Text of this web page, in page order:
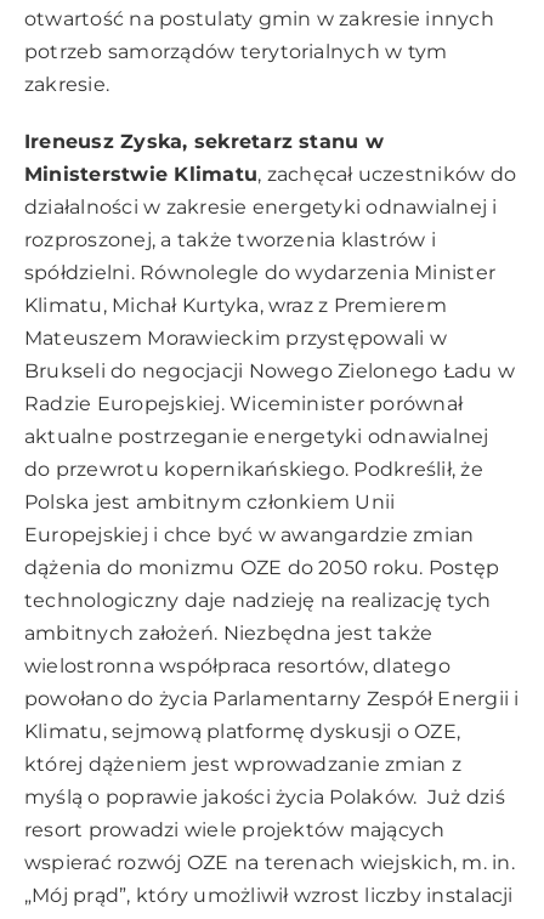
otwartość na postulaty gmin w zakresie innych
potrzeb samorządów terytorialnych w tym
zakresie.
Ireneusz Zyska, sekretarz stanu w
Ministerstwie Klimatu, zachęcał uczestników do
działalności w zakresie energetyki odnawialnej i
rozproszonej, a także tworzenia klastrów i
spółdzielni. Równolegle do wydarzenia Minister
Klimatu, Michał Kurtyka, wraz z Premierem
Mateuszem Morawieckim przystępowali w
Brukseli do negocjacji Nowego Zielonego Ładu w
Radzie Europejskiej. Wiceminister porównał
aktualne postrzeganie energetyki odnawialnej
do przewrotu kopernikańskiego. Podkreślił, że
Polska jest ambitnym członkiem Unii
Europejskiej i chce być w awangardzie zmian
dążenia do monizmu OZE do 2050 roku. Postęp
technologiczny daje nadzieję na realizację tych
ambitnych założeń. Niezbędna jest także
wielostronna współpraca resortów, dlatego
powołano do życia Parlamentarny Zespół Energii i
Klimatu, sejmową platformę dyskusji o OZE,
której dążeniem jest wprowadzanie zmian z
myślą o poprawie jakości życia Polaków. Już dziś
resort prowadzi wiele projektów mających
wspierać rozwój OZE na terenach wiejskich, m. in.
„Mój prąd”, który umożliwił wzrost liczby instalacji